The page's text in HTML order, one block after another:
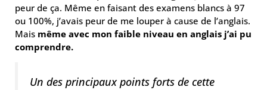
peur de ça. Même en faisant des examens blancs à 97
ou 100%, j’avais peur de me louper à cause de l’anglais.
Mais même avec mon faible niveau en anglais j’ai pu
comprendre.
Un des principaux points forts de cette